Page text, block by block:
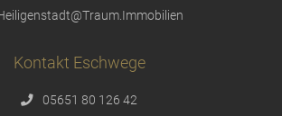
Kontakt Eschwege
05651 80 126 42